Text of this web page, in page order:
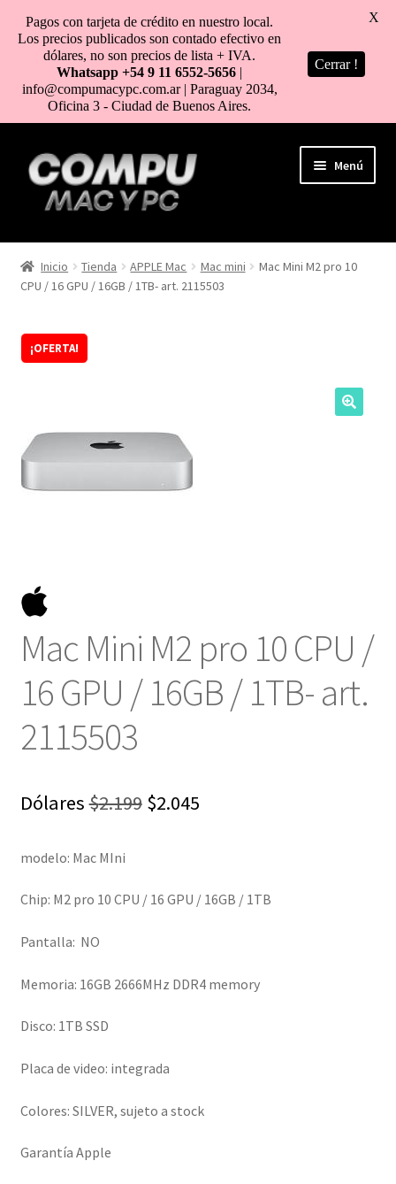
al
contenido
Menú
HOME
TIENDA
COMO COMPRAR
NOSOTROS
Inicio Tienda APPLE Mac Mac mini
Mac Mini M2 pro 10
CPU / 16 GPU / 16GB / 1TB- art. 2115503
¡OFERTA!
Mac Mini M2 pro 10 CPU /
16 GPU / 16GB / 1TB- art.
2115503
Dólares$2.199 El
era:
$2.045El
es:
modelo: Mac MIni
Chip: M2 pro 10 CPU / 16 GPU / 16GB / 1TB
Pantalla: NO
Memoria: 16GB 2666MHz DDR4 memory
Disco: 1TB SSD
Placa de video: integrada
Colores: SILVER, sujeto a stock
Garantía Apple
Pagos con tarjeta de crédito en nuestro local.
Los precios publicados son contado efectivo en
dólares, no son precios de lista + IVA.
Whatsapp +54 9 11 6552-5656 |
info@compumacypc.com.ar | Paraguay 2034,
Oficina 3 - Ciudad de Buenos Aires.
Cerrar !
X